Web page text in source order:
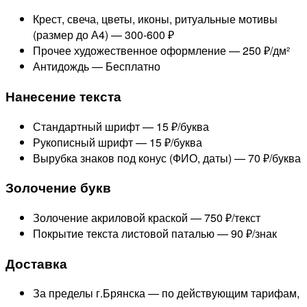
Крест, свеча, цветы, иконы, ритуальные мотивы
(размер до А4) —300-600 ₽
Прочее художественное оформление —250 ₽/дм²
Антидождь — Бесплатно
Нанесение текста
Стандартный шрифт — 15 ₽/буква
Рукописный шрифт — 15 ₽/буква
Вырубка знаков под конус (ФИО, даты) —70 ₽/буква
Золочение букв
Золочение акриловой краской —750 ₽/текст
Покрытие текста листовой паталью —90 ₽/знак
Доставка
За пределы г.Брянска — по действующим тарифам,